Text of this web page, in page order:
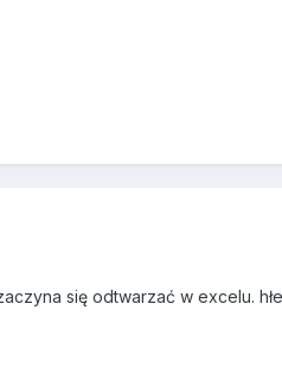
się odtwarzać w excelu. hłe